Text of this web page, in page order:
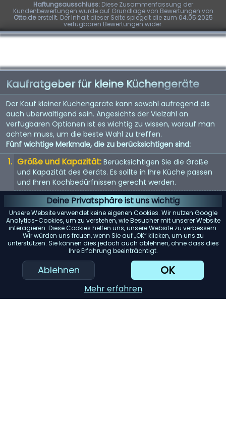
Deine Privatsphäre ist uns wichtig
Unsere Website verwendet keine eigenen Cookies. Wir nutzen Google
Analytics-Cookies, um zu verstehen, wie Besucher mit unserer Website
interagieren. Diese Cookies helfen uns, unsere Website zu verbessern.
Wir würden uns freuen, wenn Sie auf „OK“ klicken, um uns zu
unterstützen. Sie können dies jedoch auch ablehnen, ohne dass dies
Ihre Erfahrung beeinträchtigt.
Ablehnen OK
Mehr erfahren
Haftungsausschluss:Diese Zusammenfassung der
Kundenbewertungen wurde auf Grundlage von Bewertungen von
Otto.deerstellt. Der Inhalt dieser Seite spiegelt die zum 04.05.2025
verfügbaren Bewertungen wider.
Kaufratgeber für kleine Küchengeräte
Der Kauf kleiner Küchengeräte kann sowohl aufregend als
auch überwältigend sein. Angesichts der Vielzahl an
verfügbaren Optionen ist es wichtig zu wissen, worauf man
achten muss, um die beste Wahl zu treffen.
Fünf wichtige Merkmale, die zu berücksichtigen sind:
Größe und Kapazität: Berücksichtigen Sie die Größe
und Kapazität des Geräts. Es sollte in Ihre Küche passen
und Ihren Kochbedürfnissen gerecht werden.
Energieeffizienz: Energieeffiziente Geräte sparen nicht
nur Geld bei der Stromrechnung, sondern sind auch
umweltfreundlich.
Benutzerfreundlichkeit: Suchen Sie nach Geräten mit
benutzerfreundlichen Bedienelementen und Funktionen.
Sie sollten einfach zu bedienen und zu reinigen sein.
Haltbarkeit: Hochwertige Materialien und gute
Verarbeitung bedeuten oft, dass das Gerät länger hält.
Achten Sie auf Garantien und Kundenbewertungen.